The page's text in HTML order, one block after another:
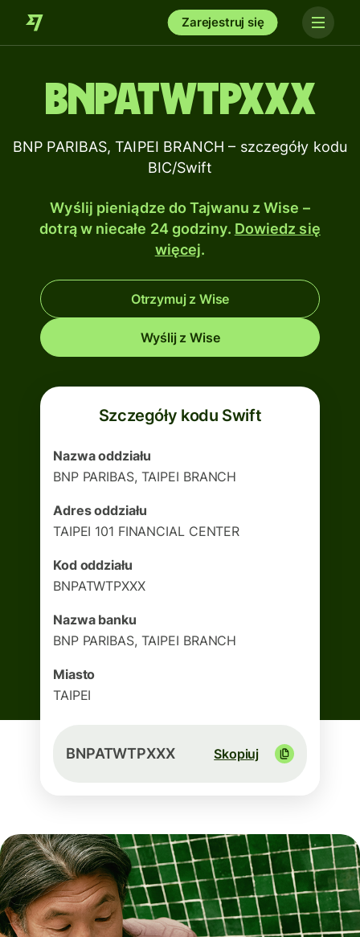
Zarejestruj się
BNPATWTPXXX
BNP PARIBAS, TAIPEI BRANCH – szczegóły kodu
BIC/Swift
Wyślij pieniądze do Tajwanu z Wise –
dotrą w niecałe 24 godziny. Dowiedz się
więcej.
Otrzymuj z Wise
Wyślij z Wise
Szczegóły kodu Swift
Nazwa oddziału
BNP PARIBAS, TAIPEI BRANCH
Adres oddziału
TAIPEI 101 FINANCIAL CENTER
Kod oddziału
BNPATWTPXXX
Nazwa banku
BNP PARIBAS, TAIPEI BRANCH
Miasto
TAIPEI
BNPATWTPXXX Skopiuj